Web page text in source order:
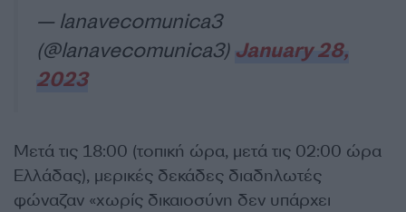
— lanavecomunica3
(@lanavecomunica3) January 28,
2023
Μετά τις 18:00 (τοπική ώρα, μετά τις 02:00 ώρα
Ελλάδας), μερικές δεκάδες διαδηλωτές
φώναζαν «χωρίς δικαιοσύνη δεν υπάρχει